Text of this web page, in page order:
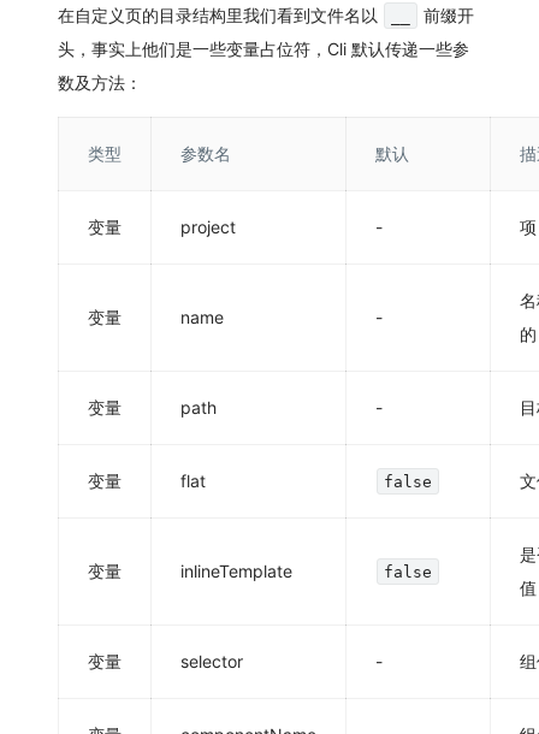
在自定义页的目录结构里我们看到文件名以
前缀开
头，事实上他们是一些变量占位符，Cli 默认传递一些参
数及方法：
类型 参数名 默认
变量 project -
变量 name -
变量 path -
变量 flat false
变量 inlineTemplate false
变量 selector -